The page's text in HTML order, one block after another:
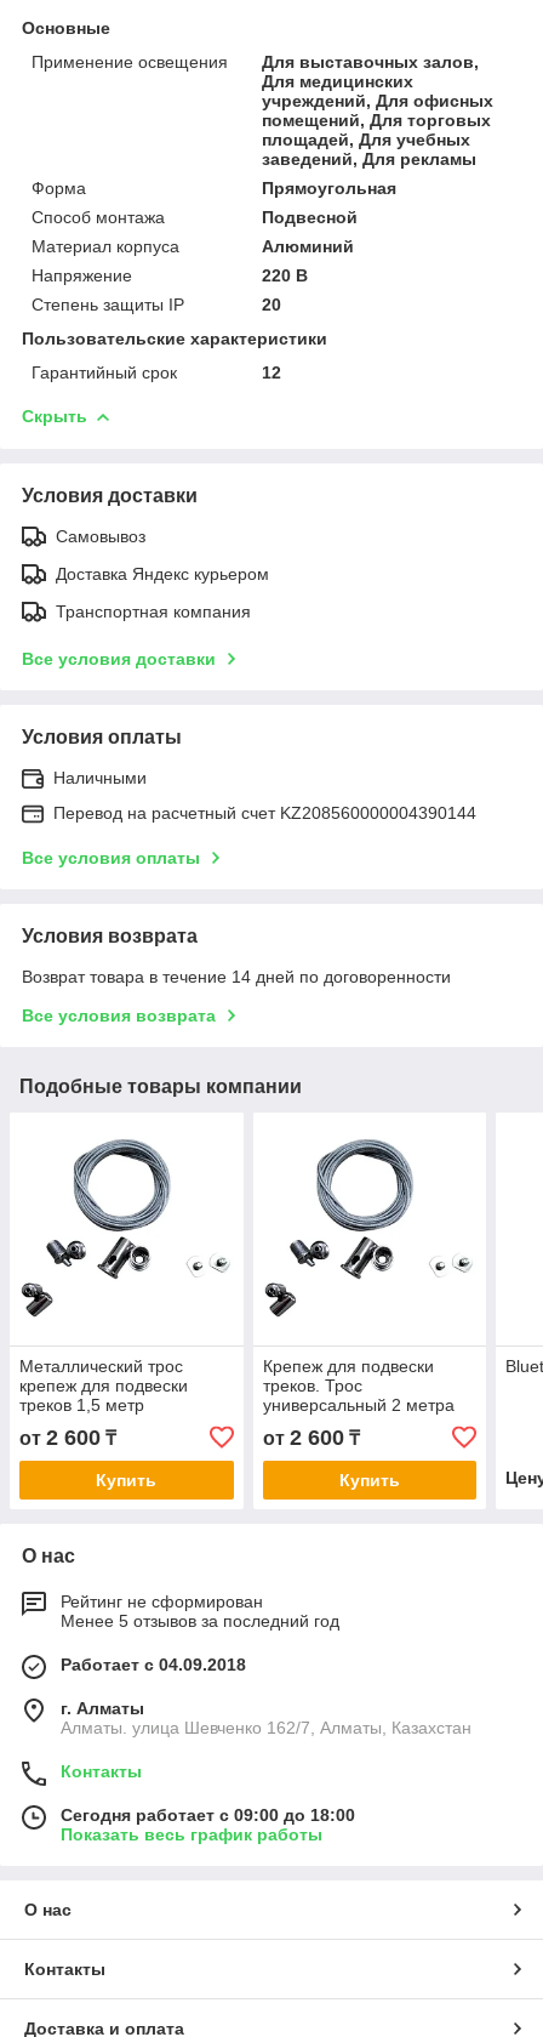
Основные
Применение освещения
Для выставочных залов,
Для медицинских
учреждений, Для офисных
помещений, Для торговых
площадей, Для учебных
заведений, Для рекламы
Форма
Прямоугольная
Способ монтажа
Подвесной
Материал корпуса
Алюминий
Напряжение
220 В
Степень защиты IP
20
Пользовательские характеристики
Гарантийный срок
12
Скрыть
Условия доставки
Самовывоз
Доставка Яндекс курьером
Транспортная компания
Все условия доставки
Условия оплаты
Наличными
Перевод на расчетный счет KZ208560000004390144
Все условия оплаты
Условия возврата
Возврат товара в течение 14 дней по договоренности
Все условия возврата
Подобные товары компании
Металлический трос
крепеж для подвески
треков 1,5 метр
от 2 600 ₸
Купить
Крепеж для подвески
треков. Трос
универсальный 2 метра
от 2 600₸
Купить
О нас
Рейтинг не сформирован
Менее 5 отзывов за последний год
Работает с 04.09.2018
г. Алматы
Алматы. улица Шевченко 162/7, Алматы, Казахстан
Контакты
Сегодня работает с 09:00 до 18:00
Показать весь график работы
О нас
Контакты
Доставка и оплата